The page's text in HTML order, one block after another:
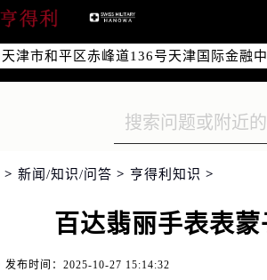
北京市东城区东长安街1号东方广场写字
北京市朝阳区建国门外大街甲6号华熙国
天津市和平区赤峰道136号天津国际金融
上海市徐汇区虹桥路3号港汇中心写字楼2
南京市秦淮区中山南路1号（新街口）南
徐州市鼓楼区淮海东路29号苏宁广场IFC
盐城市盐都区世纪大道5号盐城金融城写
泰州市海陵区永定东路399号置地商务中
> 新闻/知识/问答 > 亨得利知识 >
百达翡丽手表表
发布时间：2025-10-27 15:14:32